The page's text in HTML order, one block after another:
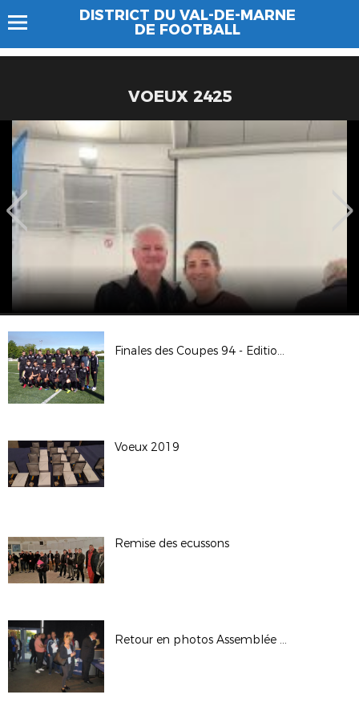
DISTRICT DU VAL-DE-MARNE
DE FOOTBALL
VOEUX 2425
Finales des Coupes 94 - Edition 2019
Voeux 2019
Remise des ecussons
Retour en photos Assemblée Générale District 94